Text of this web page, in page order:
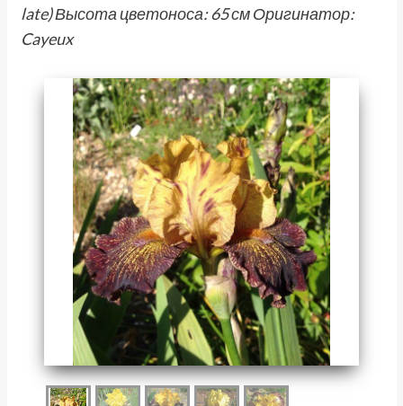
late) Высота цветоноса: 65 см Оригинатор:
Cayeux